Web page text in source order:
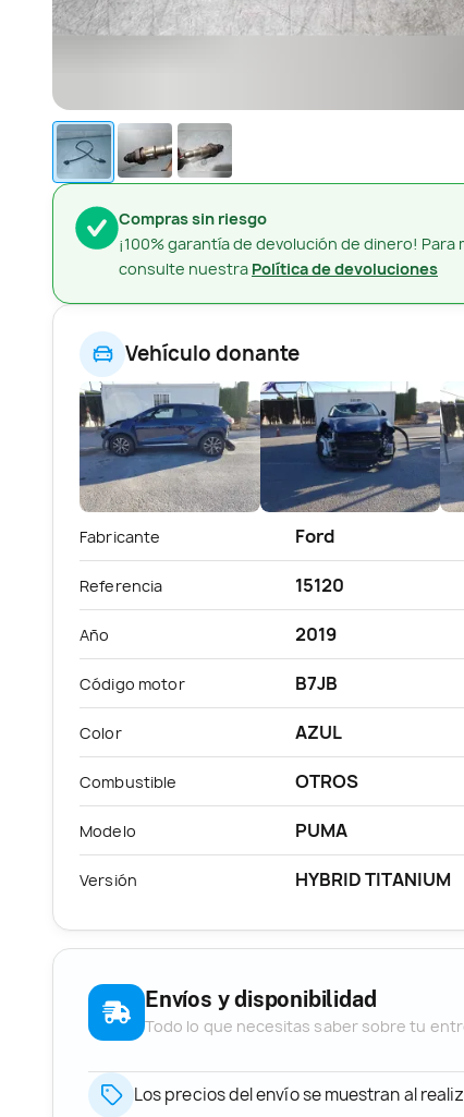
Compras sin riesgo
¡100% garantía de devolución de dinero! Para
consulte nuestra Política de devoluciones
Vehículo donante
Fabricante Ford
Referencia 15120
Año 2019
Código motor B7JB
Color AZUL
Combustible OTROS
Modelo PUMA
Versión HYBRID TITANIUM
Envíos y disponibilidad
Todo lo que necesitas saber sobre tu
Los precios del envío se muestran al